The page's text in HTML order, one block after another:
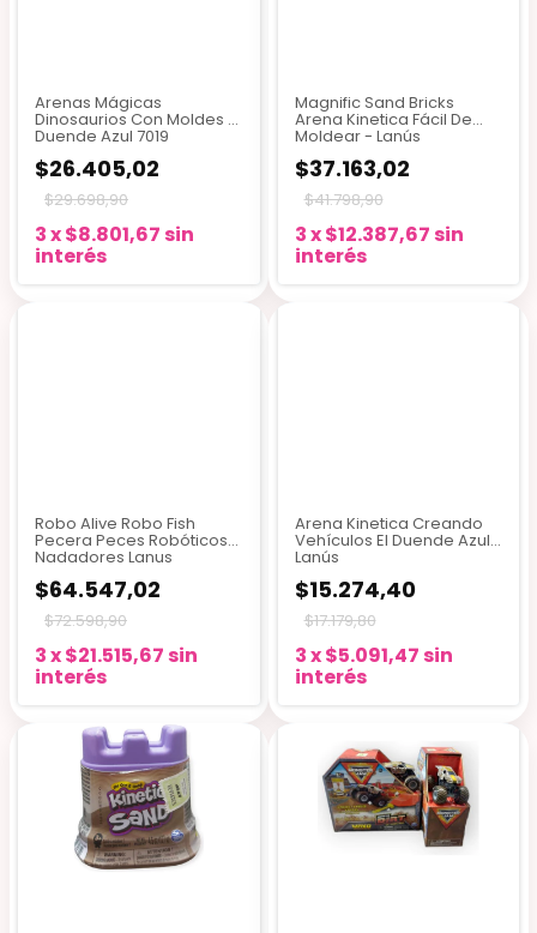
Arenas Mágicas
Dinosaurios Con Moldes El
Duende Azul 7019
$26.405,02
$29.698,90
3x$8.801,67 sin
interés
Magnific Sand Bricks
Arena Kinetica Fácil De
Moldear - Lanús
$37.163,02
$41.798,90
3x$12.387,67 sin
interés
Robo Alive Robo Fish
Pecera Peces Robóticos
Nadadores Lanus
$64.547,02
$72.598,90
3x$21.515,67 sin
interés
Arena Kinetica Creando
Vehículos El Duende Azul -
Lanús
$15.274,40
$17.179,80
3x$5.091,47 sin
interés